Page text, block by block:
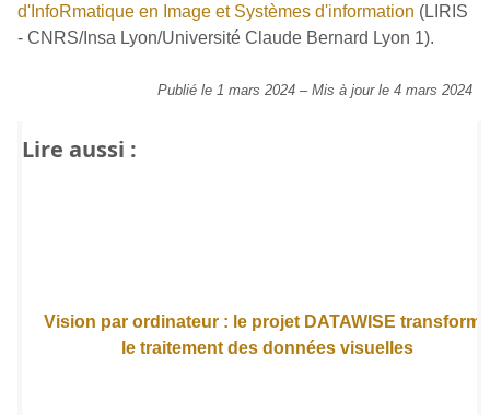
d'InfoRmatique en Image et Systèmes d'information (LIRIS
- CNRS/Insa Lyon/Université Claude Bernard Lyon 1).
Publié le 1 mars 2024 – Mis à jour le 4 mars 2024
Lire aussi :
Vision par ordinateur : le projet DATAWISE transforme
le traitement des données visuelles